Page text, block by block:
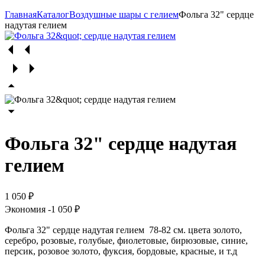
ГлавнаяКаталогВоздушные шары с гелиемФольга 32" сердце
надутая гелием
Фольга 32" сердце надутая
гелием
1 050 ₽
Экономия -1 050 ₽
Фольга 32" сердце надутая гелием 78-82 см. цвета золото,
серебро, розовые, голубые, фиолетовые, бирюзовые, синие,
персик, розовое золото, фуксия, бордовые, красные, и т.д